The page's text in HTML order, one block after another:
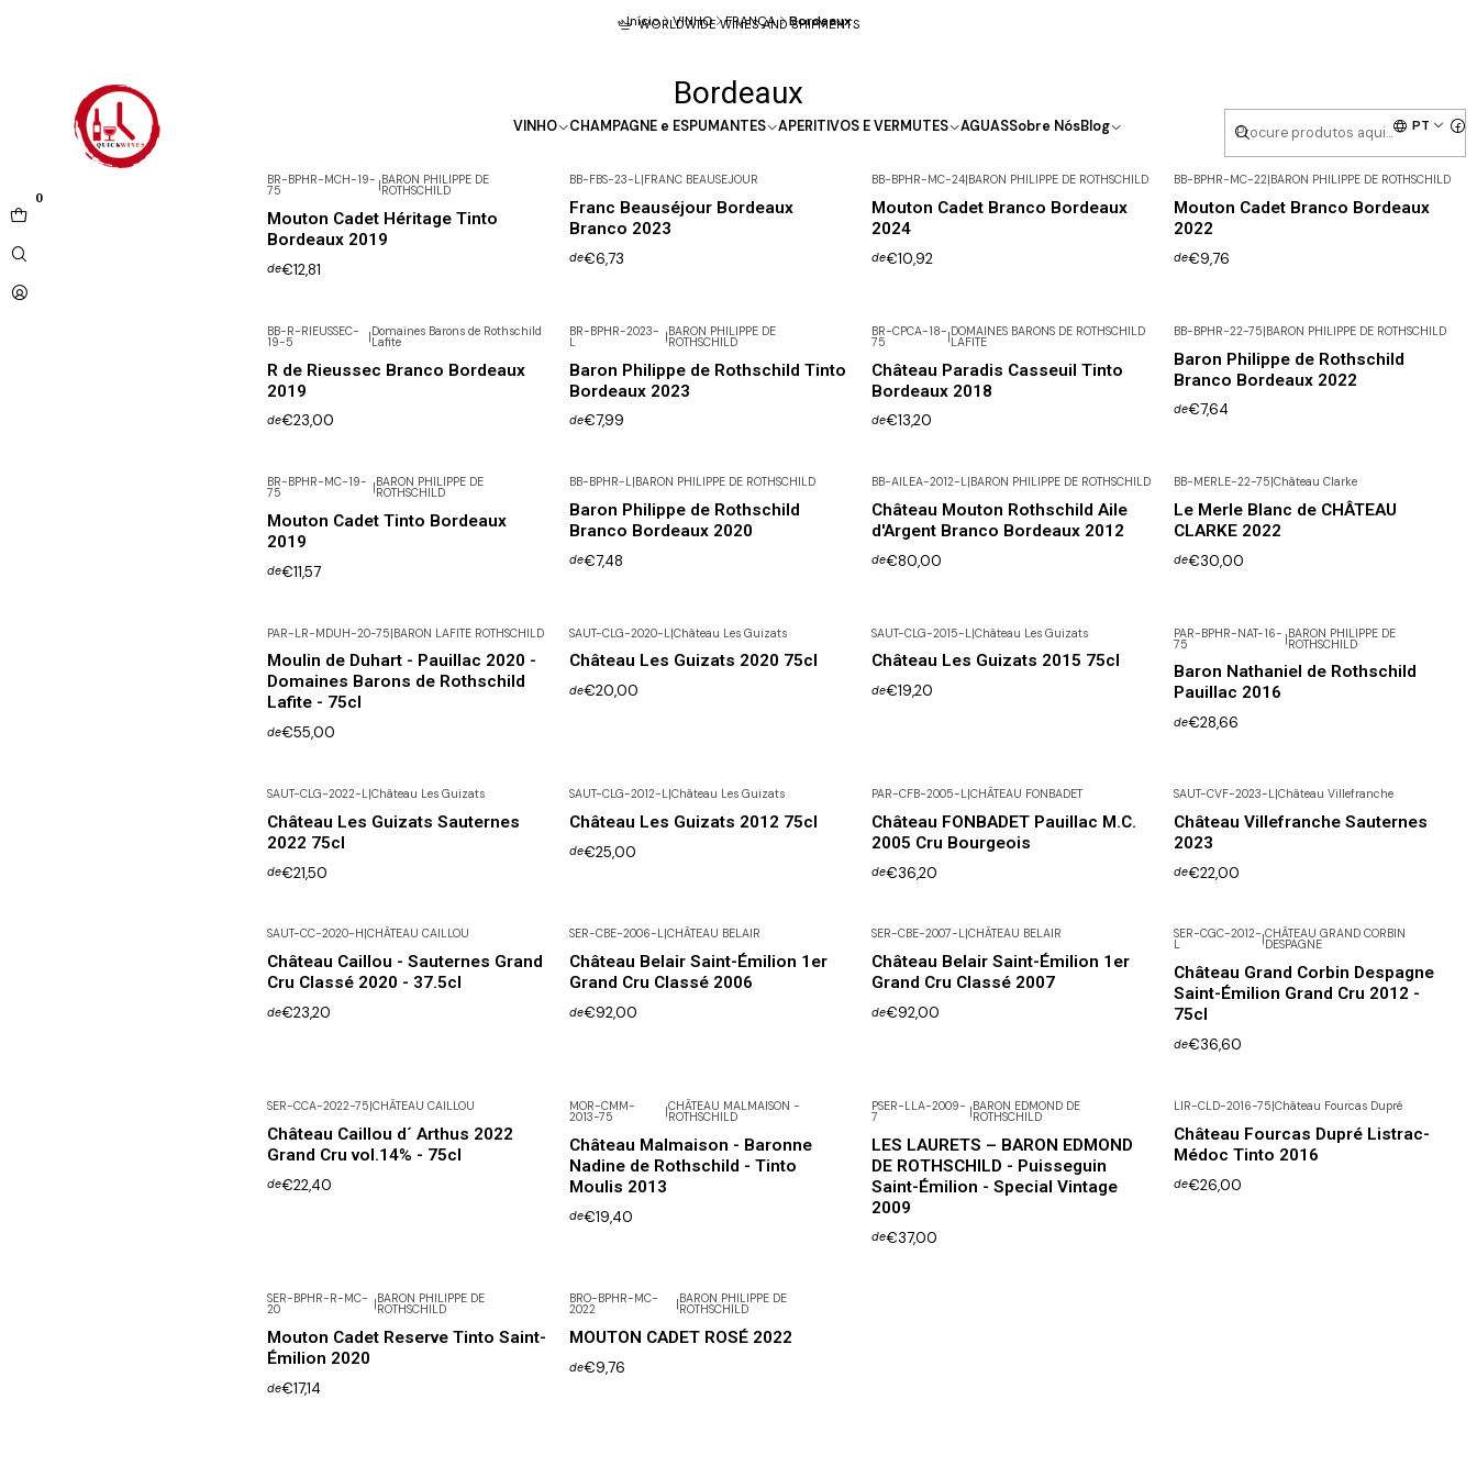
VINHO CHAMPAGNE e ESPUMANTES APERITIVOS E VERMUTES AGUASSobre NósBlog PT
0
WORLDWIDE WINES AND SHIPMENTS
Início VINHO FRANÇA Bordeaux
Bordeaux
BR-BPHR-MCH-19-
75
BARON PHILIPPE DE
ROTHSCHILD
Mouton Cadet Héritage Tinto
Bordeaux 2019
de€12,81
BB-FBS-23-L| FRANC BEAUSEJOUR
Franc Beauséjour Bordeaux
Branco 2023
de€6,73
BB-BPHR-MC-24| BARON PHILIPPE DE ROTHSCHILD
Mouton Cadet Branco Bordeaux
2024
de€10,92
BB-BPHR-MC-22| BARON PHILIPPE DE ROTHSCHILD
Mouton Cadet Branco Bordeaux
2022
de€9,76
BB-R-RIEUSSEC-
19-5 |Domaines Barons de Rothschild
Lafite
R de Rieussec Branco Bordeaux
2019
de€23,00
BR-BPHR-2023-
L |BARON PHILIPPE DE
ROTHSCHILD
Baron Philippe de Rothschild Tinto
Bordeaux 2023
de€7,99
Não Disponível
BR-CPCA-18-
75 |DOMAINES BARONS DE ROTHSCHILD
LAFITE
Château Paradis Casseuil Tinto
Bordeaux 2018
de€13,20
BB-BPHR-22-75|BARON PHILIPPE DE ROTHSCHILD
Baron Philippe de Rothschild
Branco Bordeaux 2022
de€7,64
BR-BPHR-MC-19-
75
BARON PHILIPPE DE
ROTHSCHILD
Mouton Cadet Tinto Bordeaux
2019
de€11,57
BB-BPHR-L| BARON PHILIPPE DE ROTHSCHILD
Baron Philippe de Rothschild
Branco Bordeaux 2020
de€7,48
BB-AILEA-2012-L| BARON PHILIPPE DE ROTHSCHILD
Château Mouton Rothschild Aile
d'Argent Branco Bordeaux 2012
de€80,00
BB-MERLE-22-75 Château Clarke
Le Merle Blanc de CHÂTEAU
CLARKE 2022
de€30,00
PAR-LR-MDUH-20-75|BARON LAFITE ROTHSCHILD
Moulin de Duhart - Pauillac 2020 -
Domaines Barons de Rothschild
Lafite - 75cl
de€55,00
SAUT-CLG-2020-L |Château Les Guizats
Château Les Guizats 2020 75cl
de€20,00
SAUT-CLG-2015-L |Château Les Guizats
Château Les Guizats 2015 75cl
de€19,20
PAR-BPHR-NAT-16-
75 |BARON PHILIPPE DE
ROTHSCHILD
Baron Nathaniel de Rothschild
Pauillac 2016
de€28,66
SAUT-CLG-2022-L|Château Les Guizats
Château Les Guizats Sauternes
2022 75cl
de€21,50
SAUT-CLG-2012-L|Château Les Guizats
Château Les Guizats 2012 75cl
de€25,00
PAR-CFB-2005-L|CHÂTEAU FONBADET
Château FONBADET Pauillac M.C.
2005 Cru Bourgeois
de€36,20
SAUT-CVF-2023-L|Château Villefranche
Château Villefranche Sauternes
2023
de€22,00
SAUT-CC-2020-H CHÂTEAU CAILLOU
Château Caillou - Sauternes Grand
Cru Classé 2020 - 37.5cl
de€23,20
SER-CBE-2006-L| CHÂTEAU BELAIR
Château Belair Saint-Émilion 1er
Grand Cru Classé 2006
de€92,00
SER-CBE-2007-L| CHÂTEAU BELAIR
Château Belair Saint-Émilion 1er
Grand Cru Classé 2007
de€92,00
SER-CGC-2012-
L
CHÂTEAU GRAND CORBIN
DESPAGNE
Château Grand Corbin Despagne
Saint-Émilion Grand Cru 2012 -
75cl
de€36,60
SER-CCA-2022-75|CHÂTEAU CAILLOU
Château Caillou d´ Arthus 2022
Grand Cru vol.14% - 75cl
de€22,40
MOR-CMM-
2013-75 |CHÂTEAU MALMAISON -
ROTHSCHILD
Château Malmaison - Baronne
Nadine de Rothschild - Tinto
Moulis 2013
de€19,40
PSER-LLA-2009-
7 |BARON EDMOND DE
ROTHSCHILD
LES LAURETS – BARON EDMOND
DE ROTHSCHILD - Puisseguin
Saint-Émilion - Special Vintage
2009
de€37,00
LIR-CLD-2016-75|Château Fourcas Dupré
Château Fourcas Dupré Listrac-
Médoc Tinto 2016
de€26,00
SER-BPHR-R-MC-
20
BARON PHILIPPE DE
ROTHSCHILD
Mouton Cadet Reserve Tinto Saint-
Émilion 2020
de€17,14
BRO-BPHR-MC-
2022
BARON PHILIPPE DE
ROTHSCHILD
MOUTON CADET ROSÉ 2022
de€9,76